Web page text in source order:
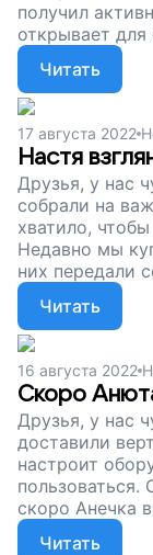
получил
открывает для
ездит по дому,
пишет нам
большие и
невозможны.
наши проекты!
Читать
17 августа 2022
Настя
Друзья, у нас
собрали на
хватило,
Недавно мы
них передали
bifida. До
кресле.
девочка
смотрит на
уверена, что
Спасибо за
их близким!
Читать
16 августа 2022
Скоро
Друзья, у нас
доставили
настроит
скоро Анечка
вам за то, что
Читать